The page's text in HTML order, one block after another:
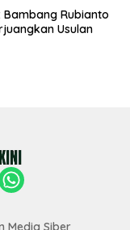
Bambang Rubianto
Usulan
Media Siber